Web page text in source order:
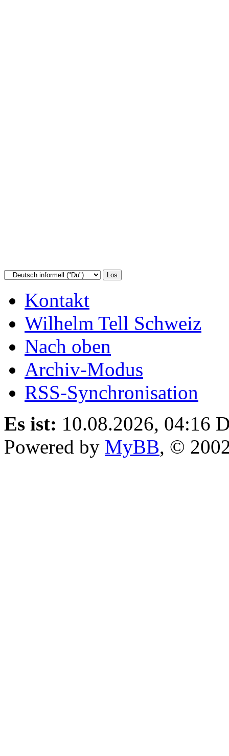
Kontakt
Wilhelm Tell Schweiz
Nach oben
Archiv-Modus
RSS-Synchronisation
Es ist: 10.08.2026, 04:16
Powered by MyBB, ©